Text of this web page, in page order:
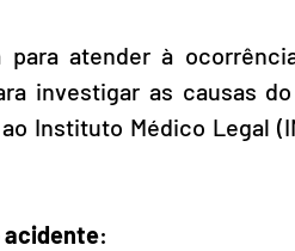
para atender à
investigar as causas
Instituto Médico Legal
acidente: